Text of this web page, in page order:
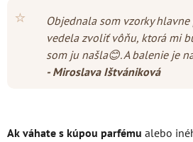
⭐
Objednala som vzorky
vedela zvoliť vôňu, ktorá mi
som ju našla😊. A balenie je
- Miroslava Ištvániková
Ak váhate s kúpou parfému alebo